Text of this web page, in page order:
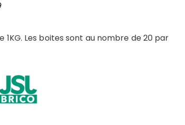
Les boites sont au nombre de 20 par